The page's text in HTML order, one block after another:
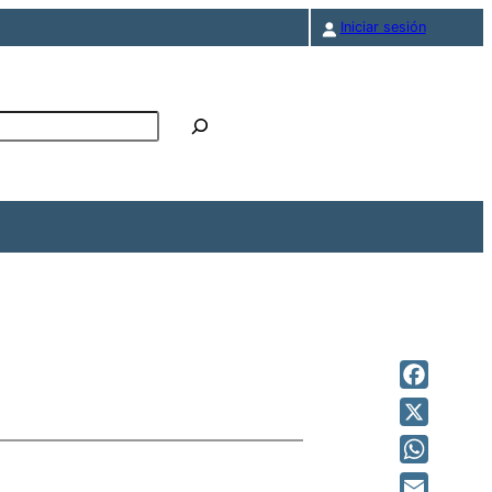
Iniciar sesión
Facebook
X